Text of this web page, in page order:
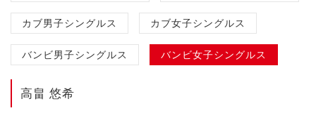
カブ男子シングルス カブ女子シングルス
バンビ男子シングルス バンビ女子シングルス
高畠 悠希